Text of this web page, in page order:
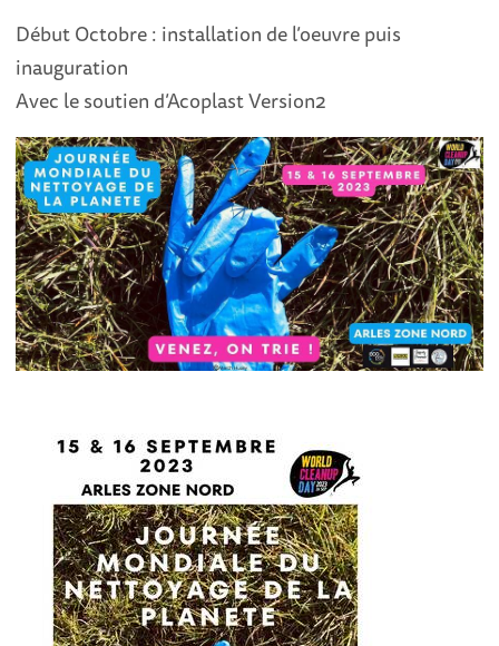
Début Octobre : installation de l’oeuvre puis
inauguration
Avec le soutien d’Acoplast Version2